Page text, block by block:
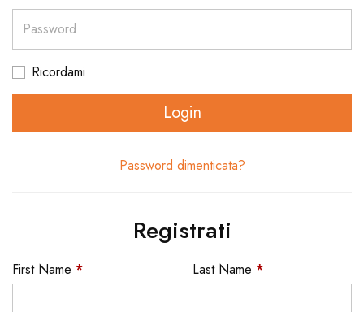
Password
Ricordami
Login
Password dimenticata?
Registrati
First Name * Last Name *